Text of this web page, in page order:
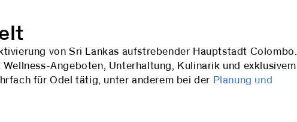
von Sri Lankas aufstrebender Hauptstadt Colombo.
Angeboten, Unterhaltung, Kulinarik und exklusivem
für Odel tätig, unter anderem bei der Planung und